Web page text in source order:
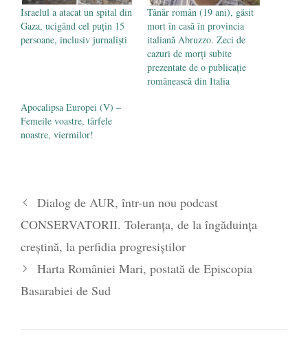
Israelul a atacat un spital din
Gaza, ucigând cel puţin 15
persoane, inclusiv jurnalişti
Tânăr român (19 ani), găsit
mort în casă în provincia
italiană Abruzzo. Zeci de
cazuri de morți subite
prezentate de o publicație
românească din Italia
Apocalipsa Europei (V) –
Femeile voastre, târfele
noastre, viermilor!
Dialog de AUR, într-un nou podcast
CONSERVATORII. Toleranța, de la îngăduința
creștină, la perfidia progresiștilor
Harta României Mari, postată de Episcopia
Basarabiei de Sud